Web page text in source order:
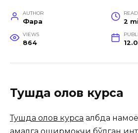
AUTHOR
Фара 2
VIEWS
864
Тушда олов курса
Тушда олов курса Қалбда